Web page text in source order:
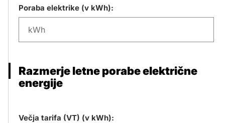
Poraba elektrike (v kWh):
Razmerje letne porabe električne
energije
Večja tarifa (VT) (v kWh):